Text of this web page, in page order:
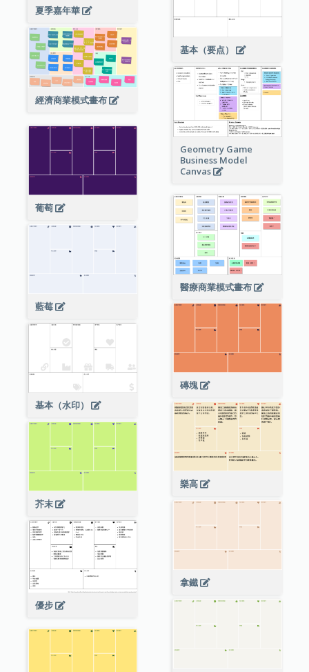
夏季嘉年華
基本（要点）
經濟商業模式畫布
Geometry Game
Business Model
Canvas
葡萄
醫療商業模式畫布
藍莓
磚塊
基本（水印）
樂高
芥末
拿鐵
優步